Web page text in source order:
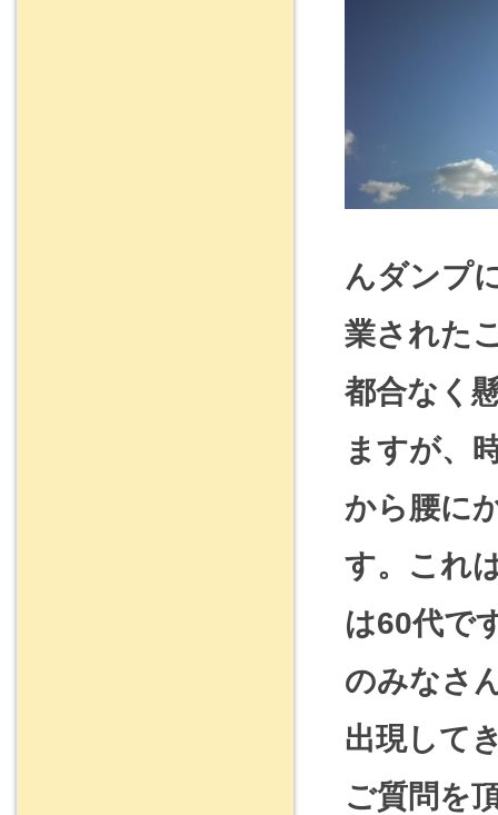
んダンプ
業された
都合なく
ますが、
から腰に
す。これ
は60代で
のみなさ
出現して
ご質問を